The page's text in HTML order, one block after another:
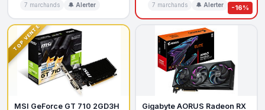
7 marchands 🔔 Alerter -16%
7 marchands 🔔 Alerter
TOP VENTE
MSI GeForce GT 710 2GD3H
Gigabyte AORUS Radeon RX